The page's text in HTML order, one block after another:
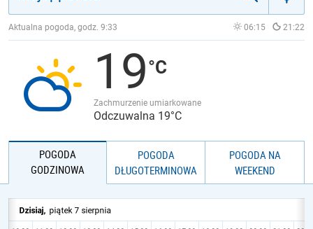
Aktualna pogoda, godz. 9:33 06:15 21:22
19
Zachmurzenie umiarkowane
Odczuwalna 19°C
POGODA
GODZINOWA
POGODA
DŁUGOTERMINOWA
POGODA NA
WEEKEND